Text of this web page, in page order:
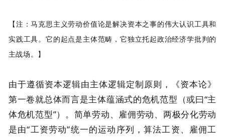
【注：马克思主义劳动价值论是解决资本之事的伟大认识工具和
实践工具。它的起点是主体范畴，它独立托起政治经济学批判的
主战场。】
由于遵循资本逻辑由主体逻辑定制原则，《资本论》
第一卷就总体而言是主体蕴涵式的危机范型（或曰“主
体危机范型”）。简单劳动、雇佣劳动、两极分化劳动
是由“工资劳动”统一的运动序列，算法工资、雇佣工